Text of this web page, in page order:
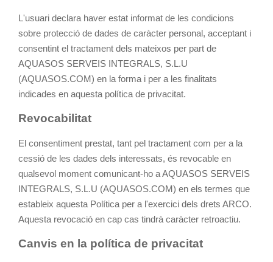
L'usuari declara haver estat informat de les condicions
sobre protecció de dades de caràcter personal, acceptant i
consentint el tractament dels mateixos per part de
AQUASOS SERVEIS INTEGRALS, S.L.U
(AQUASOS.COM) en la forma i per a les finalitats
indicades en aquesta política de privacitat.
Revocabilitat
El consentiment prestat, tant pel tractament com per a la
cessió de les dades dels interessats, és revocable en
qualsevol moment comunicant-ho a AQUASOS SERVEIS
INTEGRALS, S.L.U (AQUASOS.COM) en els termes que
estableix aquesta Política per a l'exercici dels drets ARCO.
Aquesta revocació en cap cas tindrà caràcter retroactiu.
Canvis en la política de privacitat